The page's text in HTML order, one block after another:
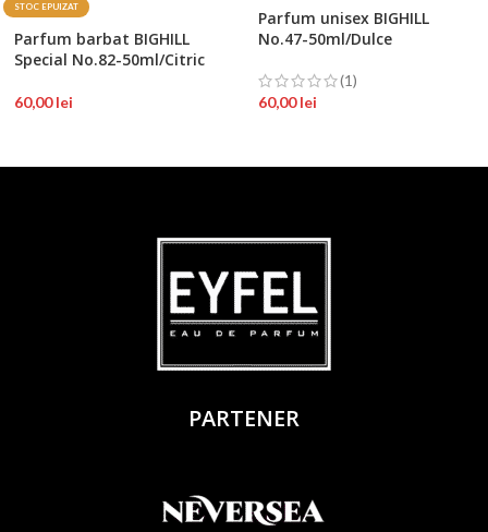
STOC EPUIZAT
Parfum barbat BIGHILL
Special No.82-50ml/Citric
60,00lei
Parfum unisex BIGHILL
No.47-50ml/Dulce
(1)
60,00lei
PARTENER